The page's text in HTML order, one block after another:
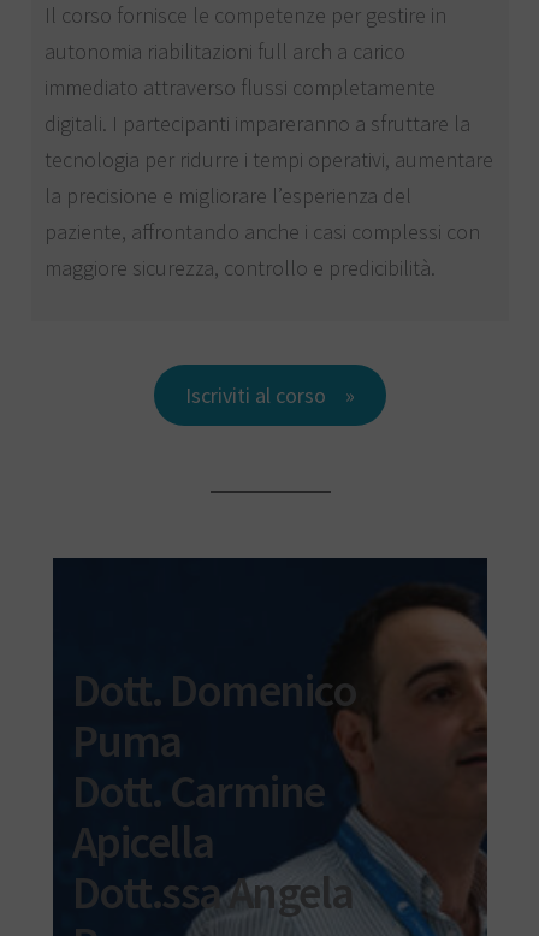
Il corso fornisce le competenze per gestire in
autonomia riabilitazioni full arch a carico
immediato attraverso flussi completamente
digitali. I partecipanti impareranno a sfruttare la
tecnologia per ridurre i tempi operativi, aumentare
la precisione e migliorare l’esperienza del
paziente, affrontando anche i casi complessi con
maggiore sicurezza, controllo e predicibilità.
Iscriviti al corso
Dott. Domenico
Puma
Dott. Carmine
Apicella
Dott.ssa Angela